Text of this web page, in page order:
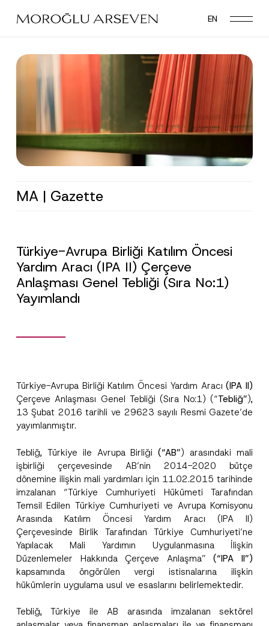
main
EN
MA | Gazette
Türkiye-Avrupa Birliği Katılım Öncesi
Yardım Aracı (IPA II) Çerçeve
Anlaşması Genel Tebliği (Sıra No:1)
Yayımlandı
Türkiye-Avrupa Birliği Katılım Öncesi Yardım Aracı (IPA II)
Çerçeve Anlaşması Genel Tebliği (Sıra No:1) (“Tebliğ”),
13 Şubat 2016 tarihli ve 29623 sayılı Resmi Gazete’de
yayımlanmıştır.
Tebliğ, Türkiye ile Avrupa Birliği (“AB”) arasındaki mali
işbirliği çerçevesinde AB’nin 2014-2020 bütçe
dönemine ilişkin mali yardımları için 11.02.2015 tarihinde
imzalanan “Türkiye Cumhuriyeti Hükümeti Tarafından
Temsil Edilen Türkiye Cumhuriyeti ve Avrupa Komisyonu
Arasında Katılım Öncesi Yardım Aracı (IPA II)
Çerçevesinde Birlik Tarafından Türkiye Cumhuriyeti’ne
Yapılacak Mali Yardımın Uygulanmasına İlişkin
Düzenlemeler Hakkında Çerçeve Anlaşma” (“IPA II”)
kapsamında öngörülen vergi istisnalarına ilişkin
hükümlerin uygulama usul ve esaslarını belirlemektedir.
Tebliğ, Türkiye ile AB arasında imzalanan sektörel